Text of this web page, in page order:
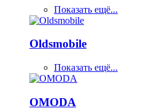
Показать ещё...
Oldsmobile
Показать ещё...
OMODA